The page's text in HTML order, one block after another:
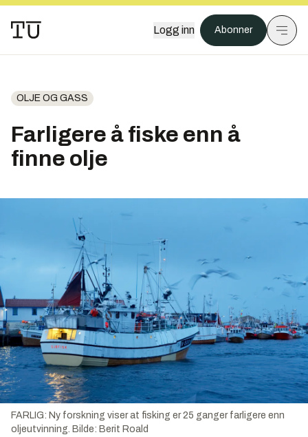
Logg inn Abonner
OLJE OG GASS
Farligere å fiske enn å
finne olje
FARLIG: Ny forskning viser at fisking er 25 ganger farligere enn
oljeutvinning. Bilde: Berit Roald